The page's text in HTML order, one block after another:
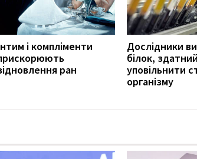
і компліменти
ран
Дослідники
білок, здатний
уповільнити
організму